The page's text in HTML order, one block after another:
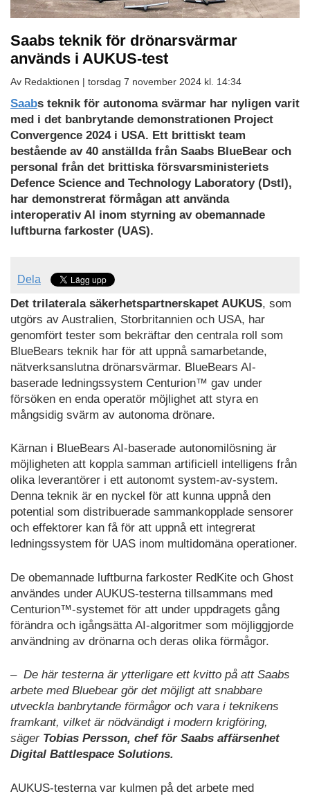
Saabs teknik för drönarsvärmar
används i AUKUS-test
Av Redaktionen | torsdag 7 november 2024 kl. 14:34
Saabs teknik för autonoma svärmar har nyligen varit
med i det banbrytande demonstrationen Project
Convergence 2024 i USA. Ett brittiskt team
bestående av 40 anställda från Saabs BlueBear och
personal från det brittiska försvarsministeriets
Defence Science and Technology Laboratory (Dstl),
har demonstrerat förmågan att använda
interoperativ AI inom styrning av obemannade
luftburna farkoster (UAS).
Dela
Det trilaterala säkerhetspartnerskapet AUKUS, som
utgörs av Australien, Storbritannien och USA, har
genomfört tester som bekräftar den centrala roll som
BlueBears teknik har för att uppnå samarbetande,
nätverksanslutna drönarsvärmar. BlueBears AI-
baserade ledningssystem Centurion™ gav under
försöken en enda operatör möjlighet att styra en
mångsidig svärm av autonoma drönare.
Kärnan i BlueBears AI-baserade autonomilösning är
möjligheten att koppla samman artificiell intelligens från
olika leverantörer i ett autonomt system-av-system.
Denna teknik är en nyckel för att kunna uppnå den
potential som distribuerade sammankopplade sensorer
och effektorer kan få för att uppnå ett integrerat
ledningssystem för UAS inom multidomäna operationer.
De obemannade luftburna farkoster RedKite och Ghost
användes under AUKUS-testerna tillsammans med
Centurion™-systemet för att under uppdragets gång
förändra och igångsätta AI-algoritmer som möjliggjorde
användning av drönarna och deras olika förmågor.
– De här testerna är ytterligare ett kvitto på att Saabs
arbete med Bluebear gör det möjligt att snabbare
utveckla banbrytande förmågor och vara i teknikens
framkant, vilket är nödvändigt i modern krigföring,
säger Tobias Persson, chef för Saabs affärsenhet
Digital Battlespace Solutions.
AUKUS-testerna var kulmen på det arbete med